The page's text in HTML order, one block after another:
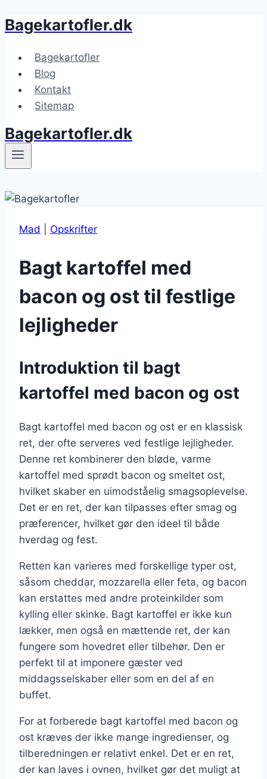
Fortsæt
indhold
Bagekartofler.dk
Bagekartofler
Blog
Kontakt
Sitemap
Bagekartofler.dk
Mad Opskrifter
Bagt kartoffel med
bacon og ost til festlige
lejligheder
Introduktion til bagt
kartoffel med bacon og ost
Bagt kartoffel med bacon og ost er en klassisk
ret, der ofte serveres ved festlige lejligheder.
Denne ret kombinerer den bløde, varme
kartoffel med sprødt bacon og smeltet ost,
hvilket skaber en uimodståelig smagsoplevelse.
Det er en ret, der kan tilpasses efter smag og
præferencer, hvilket gør den ideel til både
hverdag og fest.
Retten kan varieres med forskellige typer ost,
såsom cheddar, mozzarella eller feta, og bacon
kan erstattes med andre proteinkilder som
kylling eller skinke. Bagt kartoffel er ikke kun
lækker, men også en mættende ret, der kan
fungere som hovedret eller tilbehør. Den er
perfekt til at imponere gæster ved
middagsselskaber eller som en del af en
buffet.
For at forberede bagt kartoffel med bacon og
ost kræves der ikke mange ingredienser, og
tilberedningen er relativt enkel. Det er en ret,
der kan laves i ovnen, hvilket gør det muligt at